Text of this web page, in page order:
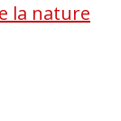
la nature